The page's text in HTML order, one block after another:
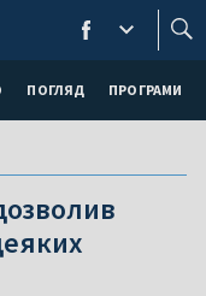
ПОГЛЯД ПРОГРАМИ